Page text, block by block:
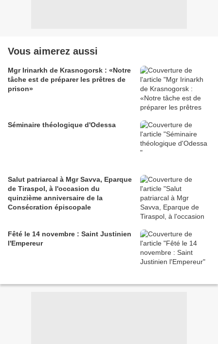
Vous aimerez aussi
Mgr Irinarkh de Krasnogorsk : «Notre
tâche est de préparer les prêtres de
prison»
Séminaire théologique d'Odessa
Salut patriarcal à Mgr Savva, Eparque
de Tiraspol, à l'occasion du
quinzième anniversaire de la
Consécration épiscopale
Fêté le 14 novembre : Saint Justinien
l'Empereur